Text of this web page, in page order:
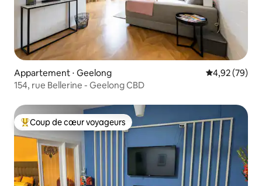
Appartement ⋅ Geelong Évaluation
4,92 (79)
154, rue Bellerine - Geelong CBD
Coups de cœur voyageurs les plus appréciés
Coup de cœur voyageurs